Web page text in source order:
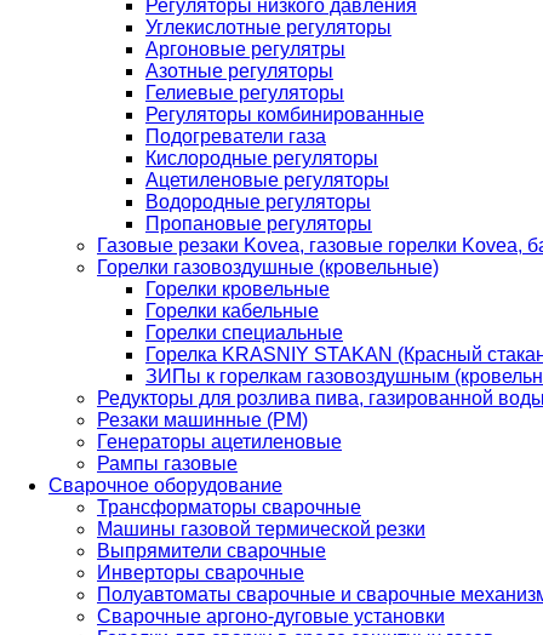
Регуляторы низкого давления
Углекислотные регуляторы
Аргоновые регулятры
Азотные регуляторы
Гелиевые регуляторы
Регуляторы комбинированные
Подогреватели газа
Кислородные регуляторы
Ацетиленовые регуляторы
Водородные регуляторы
Пропановые регуляторы
Газовые резаки Kovea, газовые горелки Kovea,
Горелки газовоздушные (кровельные)
Горелки кровельные
Горелки кабельные
Горелки специальные
Горелка KRASNIY STAKAN (Красный
ЗИПы к горелкам газовоздушным
Редукторы для розлива пива, газированной
Резаки машинные (РМ)
Генераторы ацетиленовые
Рампы газовые
Сварочное оборудование
Трансформаторы сварочные
Машины газовой термической резки
Выпрямители сварочные
Инверторы сварочные
Полуавтоматы сварочные и сварочные
Сварочные аргоно-дуговые установки